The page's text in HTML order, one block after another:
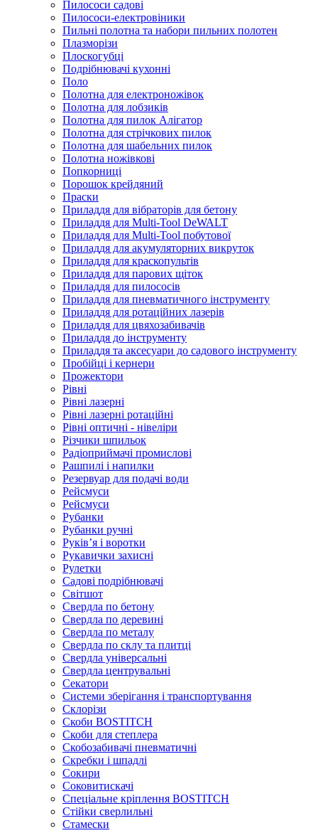
Пилососи садові
Пилососи-електровіники
Пильні полотна та набори пильних полотен
Плазморізи
Плоскогубці
Подрібнювачі кухонні
Поло
Полотна для електроножівок
Полотна для лобзиків
Полотна для пилок Алігатор
Полотна для стрічкових пилок
Полотна для шабельних пилок
Полотна ножівкові
Попкорниці
Порошок крейдяний
Праски
Приладдя для вібраторів для бетону
Приладдя для Multi-Tool DeWALT
Приладдя для Multi-Tool побутової
Приладдя для акумуляторних викруток
Приладдя для краскопультів
Приладдя для парових щіток
Приладдя для пилососів
Приладдя для пневматичного інструменту
Приладдя для ротаційних лазерів
Приладдя для цвяхозабивачів
Приладдя до інструменту
Приладдя та аксесуари до садового інструменту
Пробійці і кернери
Прожектори
Рівні
Рівні лазерні
Рівні лазерні ротаційні
Рівні оптичні - нівеліри
Різчики шпильок
Радіоприймачі промислові
Рашпилі і напилки
Резервуар для подачі води
Рейсмуси
Рейсмуси
Рубанки
Рубанки ручні
Руківʼя і воротки
Рукавички захисні
Рулетки
Садові подрібнювачі
Світшот
Свердла по бетону
Свердла по деревині
Свердла по металу
Свердла по склу та плитці
Свердла універсальні
Свердла центрувальні
Секатори
Системи зберігання і транспортування
Склорізи
Скоби BOSTITCH
Скоби для степлера
Скобозабивачі пневматичні
Скребки і шпадлі
Сокири
Соковитискачі
Спеціальне кріплення BOSTITCH
Стійки сверлильні
Стамески